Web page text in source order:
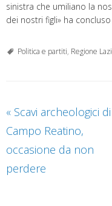
sinistra che umiliano la
dei nostri figli» ha
Politica e partiti, Regione
« Scavi archeologici di
Campo Reatino,
occasione da non
perdere